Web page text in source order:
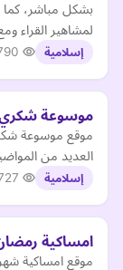
بشكل مباشر،
لمشاهير القراء
إسلامية
موسوعة
موقع موسوعة
العديد من
إسلامية
امساكية
موقع امساكية